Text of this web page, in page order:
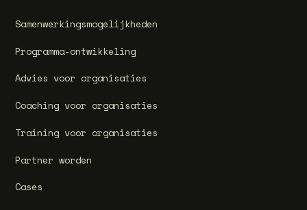
Samenwerkingsmogelijkheden
Programma-ontwikkeling
Advies voor organisaties
Coaching voor organisaties
Training voor organisaties
Partner worden
Cases